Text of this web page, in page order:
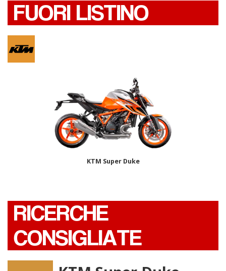
FUORI LISTINO
KTM Super Duke
RICERCHE
CONSIGLIATE